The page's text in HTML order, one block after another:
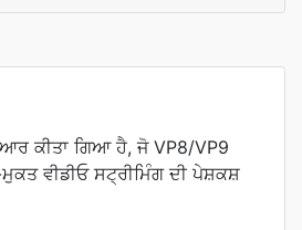
ਕੀਤਾ ਗਿਆ ਹੈ, ਜੋ VP8/VP9
ਵੀਡੀਓ ਸਟ੍ਰੀਮਿੰਗ ਦੀ ਪੇਸ਼ਕਸ਼